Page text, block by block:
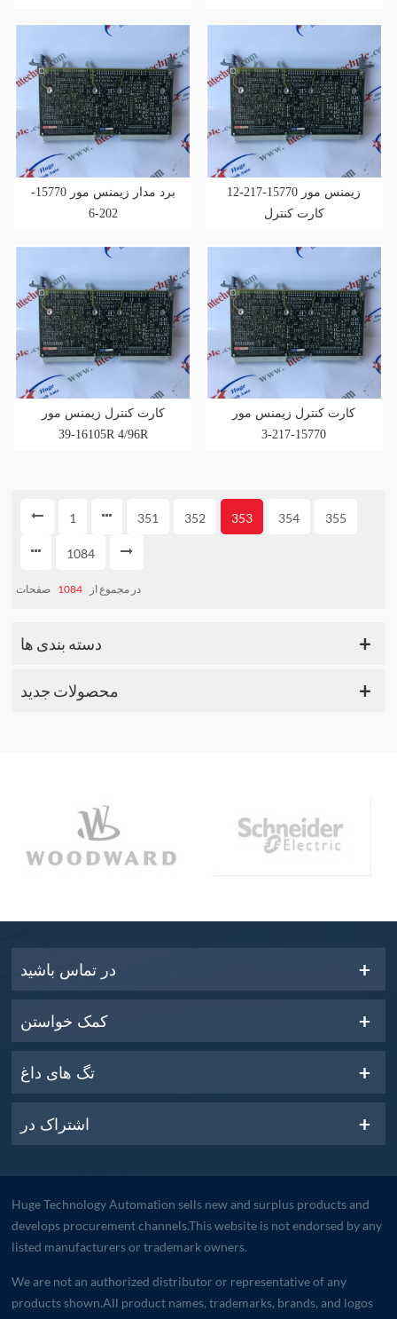
برد مدار زیمنس مور 15770-
202-6
زیمنس مور 15770-217-12
کارت کنترل
کارت کنترل زیمنس مور
16105-39R 4/96R
کارت کنترل زیمنس مور
15770-217-3
1 351 352 353 354 355
1084
در مجموع از 1084 صفحات
دسته بندی ها
محصولات جدید
در تماس باشید
کمک خواستن
تگ های داغ
اشتراک در
Huge Technology Automation sells new and surplus products and
develops procurement channels.This website is not endorsed by any
listed manufacturers or trademark owners.
We are not an authorized distributor or representative of any
products shown.All product names, trademarks, brands, and logos